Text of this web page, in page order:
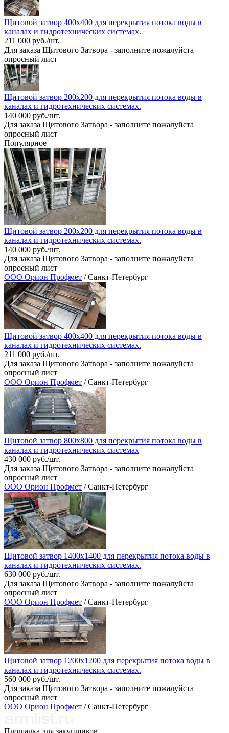
Щитовой затвор 400х400 для перекрытия потока воды в
каналах и гидротехнических системах.
211 000 руб./шт.
Для заказа Щитового Затвора - заполните пожалуйста
опросный лист
Щитовой затвор 200х200 для перекрытия потока воды в
каналах и гидротехнических системах.
140 000 руб./шт.
Для заказа Щитового Затвора - заполните пожалуйста
опросный лист
Популярное
Щитовой затвор 200х200 для перекрытия потока воды в
каналах и гидротехнических системах.
140 000 руб./шт.
Для заказа Щитового Затвора - заполните пожалуйста
опросный лист
ООО Орион Профмет / Санкт-Петербург
Щитовой затвор 400х400 для перекрытия потока воды в
каналах и гидротехнических системах.
211 000 руб./шт.
Для заказа Щитового Затвора - заполните пожалуйста
опросный лист
ООО Орион Профмет / Санкт-Петербург
Щитовой затвор 800х800 для перекрытия потока воды в
каналах и гидротехнических системах
430 000 руб./шт.
Для заказа Щитового Затвора - заполните пожалуйста
опросный лист
ООО Орион Профмет / Санкт-Петербург
Щитовой затвор 1400х1400 для перекрытия потока воды в
каналах и гидротехнических системах.
630 000 руб./шт.
Для заказа Щитового Затвора - заполните пожалуйста
опросный лист
ООО Орион Профмет / Санкт-Петербург
Щитовой затвор 1200х1200 для перекрытия потока воды в
каналах и гидротехнических системах.
560 000 руб./шт.
Для заказа Щитового Затвора - заполните пожалуйста
опросный лист
ООО Орион Профмет / Санкт-Петербург
Площадка для закупщиков